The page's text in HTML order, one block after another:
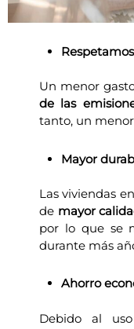
Un menor
de las
tanto, un
Mayor
Las viviendas
de mayor
por lo que se
durante más
Ahorro
Debido al